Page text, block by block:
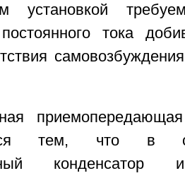
установкой
тока
тем, что в
конденсатор